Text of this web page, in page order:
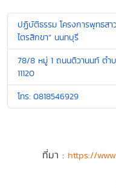
ปฏิบัติธรรม โครงการพุทธส
ไตรสิกขา” นนทบุรี
78/8 หมู่ 1 ถนนติวานนท์ ตำ
11120
โทร: 0818546929
ที่มา : https://